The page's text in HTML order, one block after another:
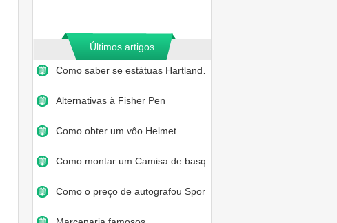
Últimos artigos
Como saber se estátuas Hartland…
Alternativas à Fisher Pen
Como obter um vôo Helmet
Como montar um Camisa de basquet…
Como o preço de autografou Spor…